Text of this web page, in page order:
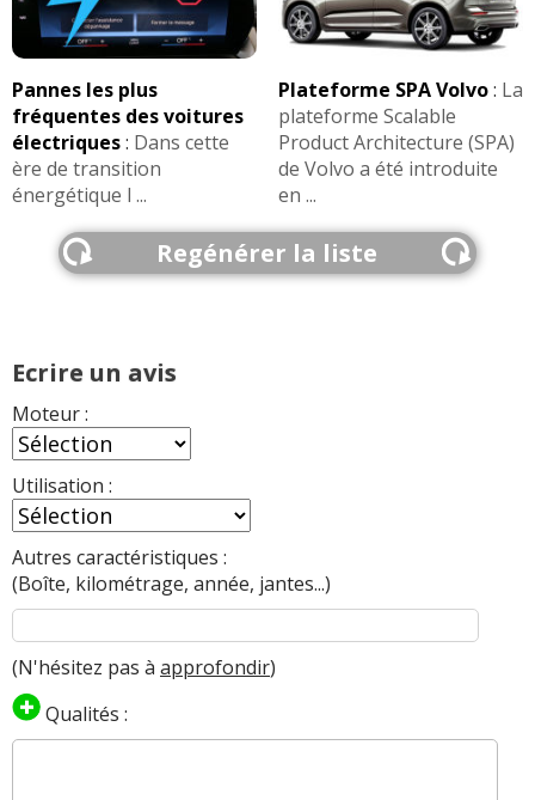
Pannes les plus
fréquentes des voitures
électriques: Dans cette
ère de transition
énergétique l ...
Plateforme SPA Volvo: La
plateforme Scalable
Product Architecture (SPA)
de Volvo a été introduite
en ...
Regénérer la liste
Ecrire un avis
Moteur :
Utilisation :
Autres caractéristiques :
(Boîte, kilométrage, année, jantes...)
(N'hésitez pas à approfondir)
Qualités :